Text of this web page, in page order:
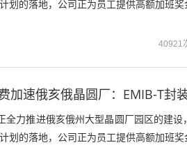
划的落地，公司正为员工提供高额加班奖
40921
全力推进俄亥俄州大型晶圆厂园区的建设
划的落地，公司正为员工提供高额加班奖